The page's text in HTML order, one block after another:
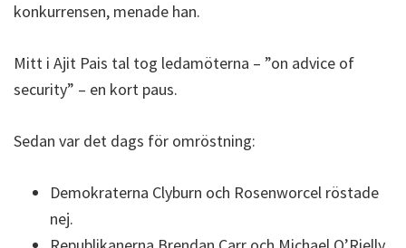
konkurrensen, menade han.
Mitt i Ajit Pais tal tog ledamöterna – ”on advice of
security” – en kort paus.
Sedan var det dags för omröstning:
Demokraterna Clyburn och Rosenworcel röstade
nej.